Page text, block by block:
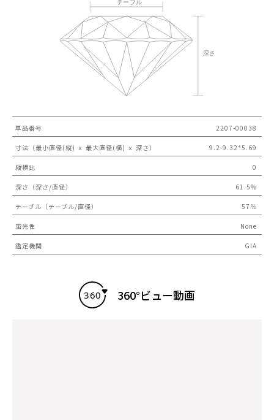
単品番号 2207-00038
寸法（最小直径(縦) ｘ 最大直径(横) ｘ 深さ） 9.2-9.32*5.69
縦横比 0
深さ（深さ/直径） 61.5%
テーブル（テーブル/直径） 57％
蛍光性 None
鑑定機関 GIA
360°ビュー動画